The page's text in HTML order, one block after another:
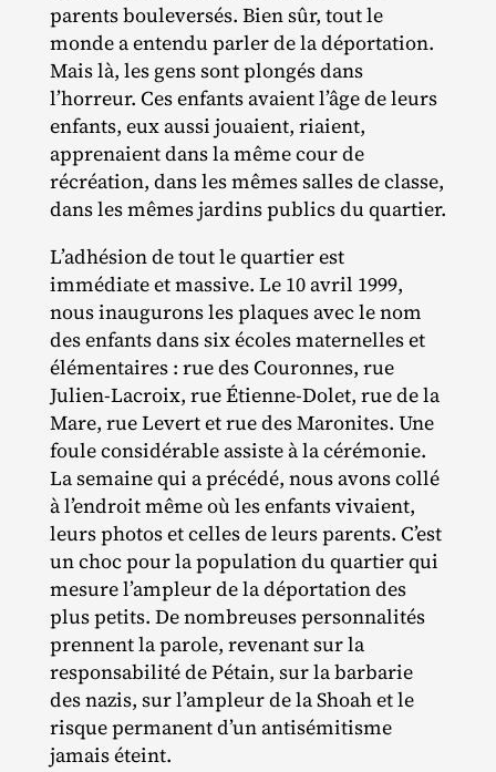
parents bouleversés. Bien sûr, tout le
monde a entendu parler de la déportation.
Mais là, les gens sont plongés dans
l’horreur. Ces enfants avaient l’âge de leurs
enfants, eux aussi jouaient, riaient,
apprenaient dans la même cour de
récréation, dans les mêmes salles de classe,
dans les mêmes jardins publics du quartier.
L’adhésion de tout le quartier est
immédiate et massive. Le 10 avril 1999,
nous inaugurons les plaques avec le nom
des enfants dans six écoles maternelles et
élémentaires : rue des Couronnes, rue
Julien‐​Lacroix, rue Étienne‐​Dolet, rue de la
Mare, rue Levert et rue des Maronites. Une
foule considérable assiste à la cérémonie.
La semaine qui a précédé, nous avons collé
à l’endroit même où les enfants vivaient,
leurs photos et celles de leurs parents. C’est
un choc pour la population du quartier qui
mesure l’ampleur de la déportation des
plus petits. De nombreuses personnalités
prennent la parole, revenant sur la
responsabilité de Pétain, sur la barbarie
des nazis, sur l’ampleur de la Shoah et le
risque permanent d’un antisémitisme
jamais éteint.